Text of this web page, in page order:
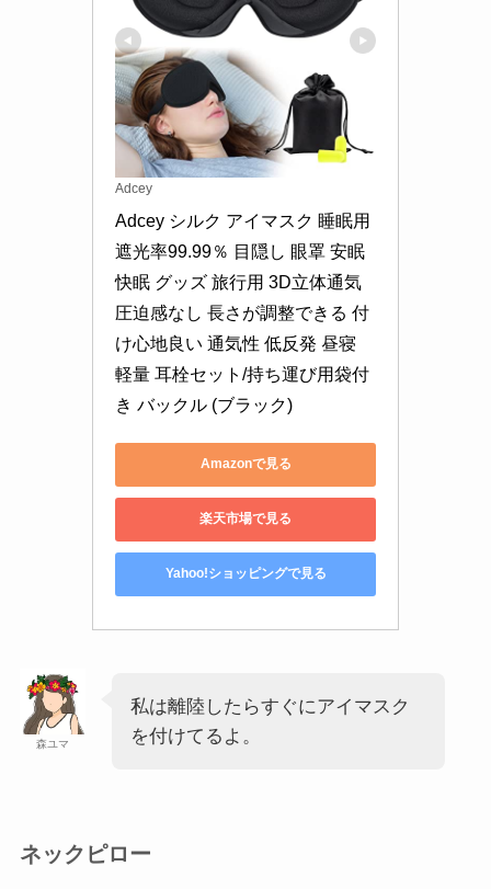
Adcey
Adcey シルク アイマスク 睡眠用
遮光率99.99％ 目隠し 眼罩 安眠
快眠 グッズ 旅行用 3D立体通気
圧迫感なし 長さが調整できる 付
け心地良い 通気性 低反発 昼寝
軽量 耳栓セット/持ち運び用袋付
き バックル (ブラック)
Amazonで見る
楽天市場で見る
Yahoo!ショッピングで見る
森ユマ
私は離陸したらすぐにアイマスク
を付けてるよ。
ネックピロー